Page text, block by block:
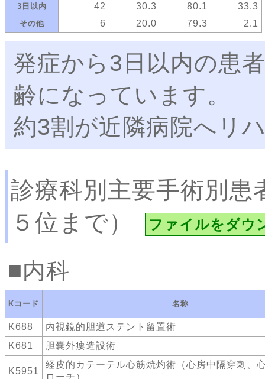
3日以内 42 30.3 80.1 33.3
その他 6 20.0 79.3 2.1
発症から3日以内の患
齢になっています。
約3割が近隣病院へリ
診療科別主要手術別患
５位まで）
ファイルをダウ
内科
Kコード 名称
K688
内視鏡的胆道ステント留置術
K681
胆嚢外瘻造設術
K5951
経皮的カテーテル心筋焼灼術（心房中隔穿刺、
ローチ）